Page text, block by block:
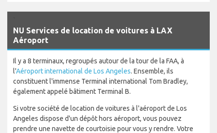
NU Services de location de voitures à LAX
Aéroport
Il y a 8 terminaux, regroupés autour de la tour de la FAA, à
l'Aéroport international de Los Angeles. Ensemble, ils
constituent l'immense Terminal international Tom Bradley,
également appelé bâtiment Terminal B.
Si votre société de location de voitures à l'aéroport de Los
Angeles dispose d'un dépôt hors aéroport, vous pouvez
prendre une navette de courtoisie pour vous y rendre. Votre